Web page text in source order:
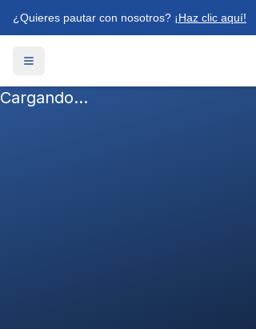
¿Quieres pautar con nosotros? ¡Haz clic aquí!
Cargando...